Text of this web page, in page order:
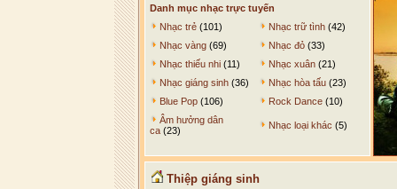
Danh mục nhạc trực tuyến
Nhạc trẻ (101) Nhạc trữ tình (42)
Nhạc vàng (69) Nhạc đỏ (33)
Nhạc thiếu nhi (11) Nhạc xuân (21)
Nhạc giáng sinh (36) Nhạc hòa tấu (23)
Blue Pop (106) Rock Dance (10)
Âm hưởng dân
ca (23) Nhạc loại khác (5)
Thiệp giáng sinh